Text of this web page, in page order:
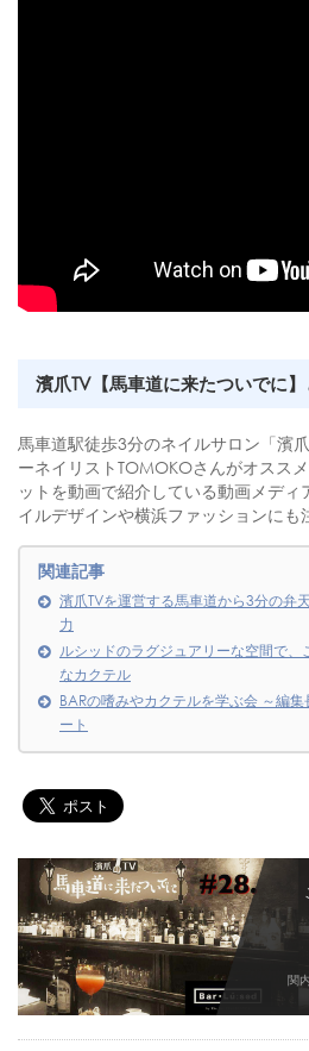
濱爪TV【馬車道に来たついでに】
馬車道駅徒歩3分のネイルサロン「濱
ーネイリストTOMOKOさんがオスス
ットを動画で紹介している動画メデ
イルデザインや横浜ファッションにも
関連記事
濱爪TVを運営する馬車道から3分の弁
力
ルシッドのラグジュアリーな空間で、
なカクテル
BARの嗜みやカクテルを学ぶ会 ～編
ート
関